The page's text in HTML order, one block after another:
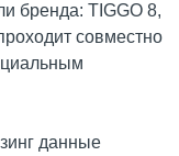
бренда: TIGGO 8,
совместно
данные